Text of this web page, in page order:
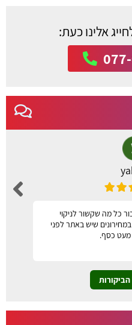
אלינו כעת:
כל מה שקשור לניקוי
שיש באתר לפני
מעט כסף.